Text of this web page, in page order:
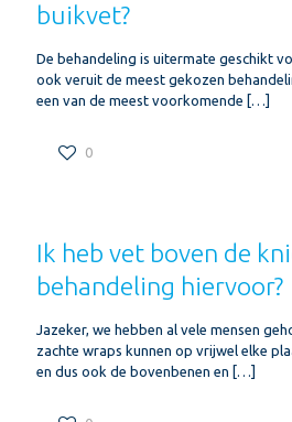
buikvet?
De behandeling is uitermate geschikt
ook veruit de meest gekozen
een van de meest voorkomende […]
0
Ik heb vet boven de
behandeling hiervoor?
Jazeker, we hebben al vele mensen
zachte wraps kunnen op vrijwel elke
en dus ook de bovenbenen en […]